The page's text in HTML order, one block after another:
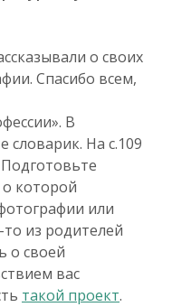
о своих
Спасибо всем,
В
словарик. На с.109
о которой
или
из родителей
о своей
вас
такой проект.